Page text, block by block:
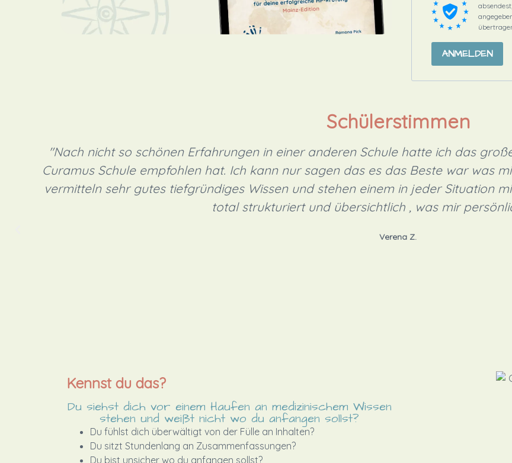
ANMELDEN
Schülerstimmen
"Nach nicht so schönen Erfahrungen in einer anderen Schule hatte ich das
Curamus Schule empfohlen hat. Ich kann nur sagen das es das Beste war was
vermitteln sehr gutes tiefgründiges Wissen und stehen einem in jeder Situation
total strukturiert und übersichtlich , was mir
Verena Z.
Kennst du das?
Du siehst dich vor einem Haufen an medizinischem Wissen
stehen und weißt nicht wo du anfangen sollst?
Du fühlst dich überwältigt von der Fülle an Inhalten?
Du sitzt Stundenlang an Zusammenfassungen?
Du bist unsicher wo du anfangen sollst?